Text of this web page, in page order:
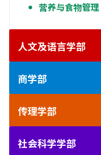
营养与食物管理
人文及语言学部
商学部
传理学部
社会科学学部